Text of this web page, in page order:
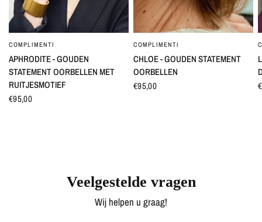
SNEL BEKIJKEN
COMPLIMENTI
APHRODITE - GOUDEN
STATEMENT OORBELLEN MET
RUITJESMOTIEF
€95,00
SNEL BEKIJKEN
COMPLIMENTI
CHLOE - GOUDEN STATEMENT
OORBELLEN
€95,00
Veelgestelde vragen
Wij helpen u graag!